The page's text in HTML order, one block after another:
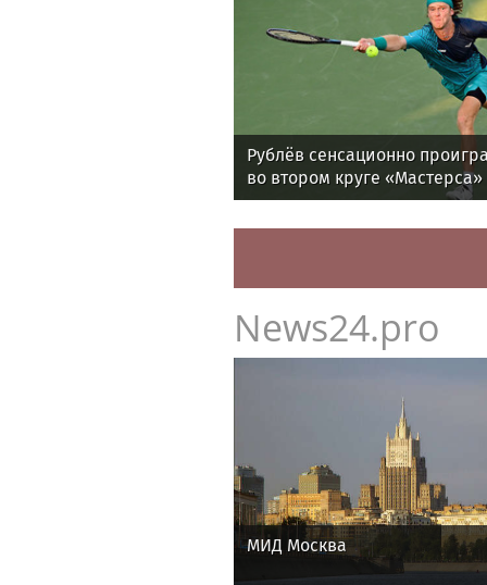
Рублёв сенсационно
во втором круге
News24.pro
МИД Москва